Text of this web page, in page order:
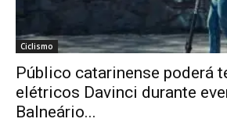
Ciclismo
Público catarinense poderá
elétricos Davinci durante
Balneário...